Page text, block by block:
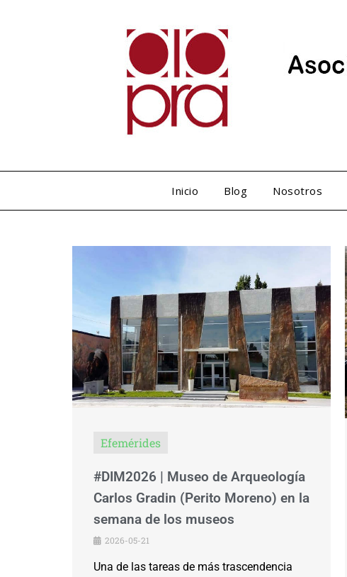
Inicio Blog Nosotros
Efemérides
#DIM2026 | Museo de Arqueología
Carlos Gradin (Perito Moreno) en la
semana de los museos
2026-05-21
Una de las tareas de más trascendencia